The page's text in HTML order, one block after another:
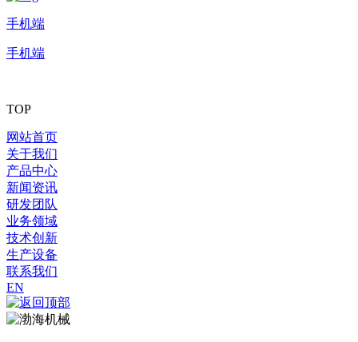
手机端
手机端
TOP
网站首页
关于我们
产品中心
新闻资讯
研发团队
业务领域
技术创新
生产设备
联系我们
EN